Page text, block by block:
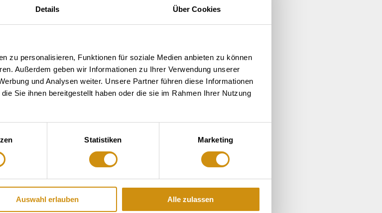
Details Über Cookies
zu personalisieren, Funktionen für soziale Medien anbieten zu können
Außerdem geben wir Informationen zu Ihrer Verwendung unserer
und Analysen weiter. Unsere Partner führen diese Informationen
Sie ihnen bereitgestellt haben oder die sie im Rahmen Ihrer Nutzung
Statistiken Marketing
Auswahl erlauben Alle zulassen